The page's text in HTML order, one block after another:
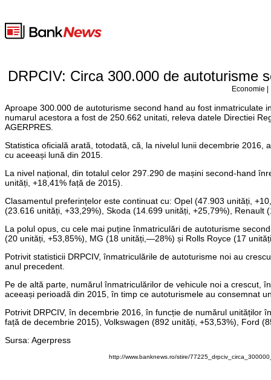
DRPCIV: Circa 300.000 de autoturisme
Economie
Aproape 300.000 de autoturisme second hand au fost inmatriculate
numarul acestora a fost de 250.662 unitati, releva datele Directiei
AGERPRES.
Statistica oficială arată, totodată, că, la nivelul lunii decembrie
cu aceeași lună din 2015.
La nivel național, din totalul celor 297.290 de mașini second-hand
unități, +18,41% față de 2015).
Clasamentul preferințelor este continuat cu: Opel (47.903 unități,
(23.616 unități, +33,29%), Skoda (14.699 unități, +25,79%),
La polul opus, cu cele mai puține înmatriculări de autoturisme
(20 unități, +53,85%), MG (18 unități,—28%) și Rolls Royce (17
Potrivit statisticii DRPCIV, înmatriculările de autoturisme noi au
anul precedent.
Pe de altă parte, numărul înmatriculărilor de vehicule noi a crescut,
aceeași perioadă din 2015, în timp ce autoturismele au consemnat
Potrivit DRPCIV, în decembrie 2016, în funcție de numărul
față de decembrie 2015), Volkswagen (892 unități, +53,53%), Ford
Sursa: Agerpress
http://www.banknews.ro/stire/